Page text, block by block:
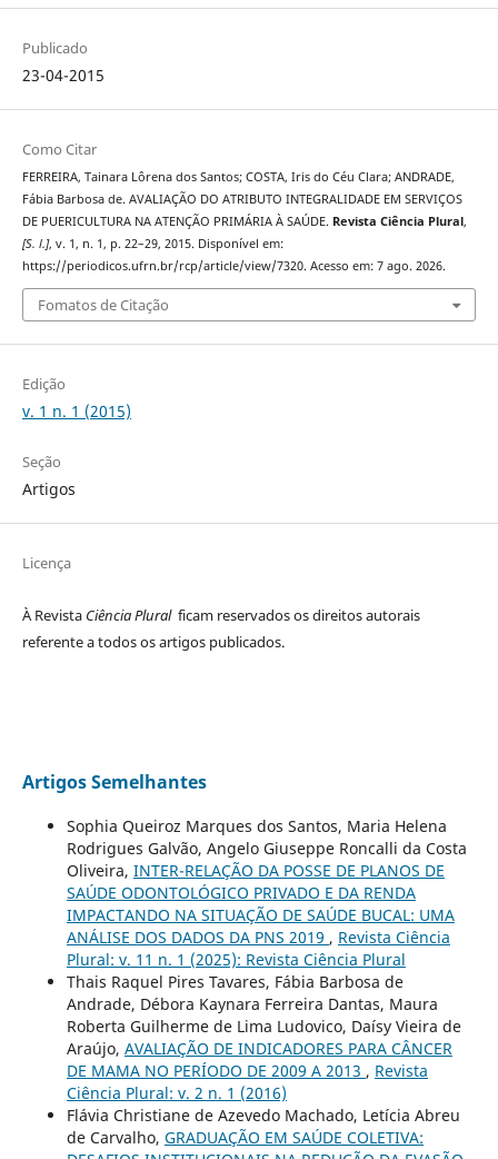
Publicado
23-04-2015
Como Citar
FERREIRA, Tainara Lôrena dos Santos; COSTA, Iris do Céu Clara; ANDRADE,
Fábia Barbosa de. AVALIAÇÃO DO ATRIBUTO INTEGRALIDADE EM SERVIÇOS
DE PUERICULTURA NA ATENÇÃO PRIMÁRIA À SAÚDE. Revista Ciência Plural,
[S. l.], v. 1, n. 1, p. 22–29, 2015. Disponível em:
https://periodicos.ufrn.br/rcp/article/view/7320. Acesso em: 7 ago. 2026.
Fomatos de Citação
Edição
v. 1 n. 1 (2015)
Seção
Artigos
Licença
À Revista Ciência Plural ficam reservados os direitos autorais
referente a todos os artigos publicados.
Artigos Semelhantes
Sophia Queiroz Marques dos Santos, Maria Helena
Rodrigues Galvão, Angelo Giuseppe Roncalli da Costa
Oliveira, INTER-RELAÇÃO DA POSSE DE PLANOS DE
SAÚDE ODONTOLÓGICO PRIVADO E DA RENDA
IMPACTANDO NA SITUAÇÃO DE SAÚDE BUCAL: UMA
ANÁLISE DOS DADOS DA PNS 2019 , Revista Ciência
Plural: v. 11 n. 1 (2025): Revista Ciência Plural
Thais Raquel Pires Tavares, Fábia Barbosa de
Andrade, Débora Kaynara Ferreira Dantas, Maura
Roberta Guilherme de Lima Ludovico, Daísy Vieira de
Araújo, AVALIAÇÃO DE INDICADORES PARA CÂNCER
DE MAMA NO PERÍODO DE 2009 A 2013 , Revista
Ciência Plural: v. 2 n. 1 (2016)
Flávia Christiane de Azevedo Machado, Letícia Abreu
de Carvalho, GRADUAÇÃO EM SAÚDE COLETIVA: